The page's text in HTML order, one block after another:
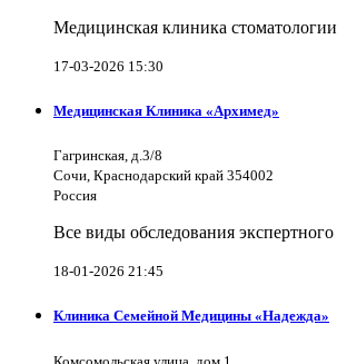
Медицинская клиника
17-03-2026 15:30
Медицинская Клиника «Архимед»
Гагринская, д.3/8
Сочи, Краснодарский край 354002
Россия
Все виды обследования
18-01-2026 21:45
Клиника Семейной Медицины «Надежда»